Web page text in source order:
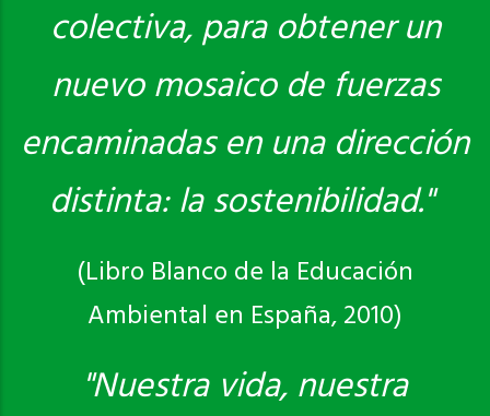
colectiva, para obtener un
nuevo mosaico de fuerzas
encaminadas en una dirección
distinta: la sostenibilidad."
(Libro Blanco de la Educación
Ambiental en España, 2010)
"Nuestra vida, nuestra